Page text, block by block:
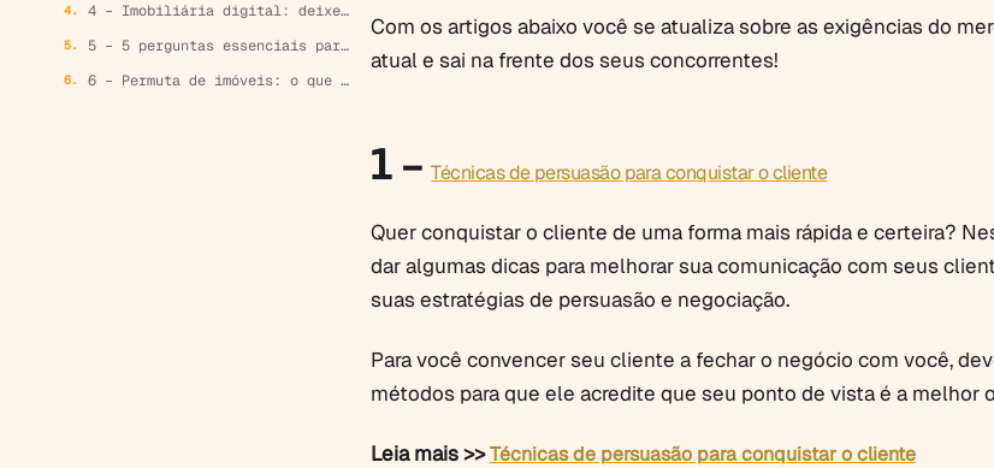
4 – Imobiliária digital: deixe de lado o tradicional
5 – 5 perguntas essenciais para fazer ao cliente
6 – Permuta de imóveis: o que é e como fazer
Com os artigos abaixo você se atualiza sobre as exigências do
atual e sai na frente dos seus concorrentes!
1 –Técnicas de persuasão para conquistar o cliente
Quer conquistar o cliente de uma forma mais rápida e certeira?
dar algumas dicas para melhorar sua comunicação com seus
suas estratégias de persuasão e negociação.
Para você convencer seu cliente a fechar o negócio com você,
métodos para que ele acredite que seu ponto de vista é a melhor
Leia mais >> Técnicas de persuasão para conquistar o cliente